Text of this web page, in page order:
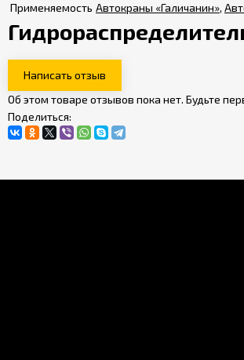
Применяемость Автокраны «Галичанин»,
Написать отзыв
Об этом товаре отзывов пока нет. Будьте
Поделиться: